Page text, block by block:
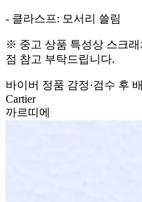
- 클라스프: 모서리 쓸림
※ 중고 상품 특성상 스크
점 참고 부탁드립니다.
바이버 정품 감정·검수 후
Cartier
까르띠에